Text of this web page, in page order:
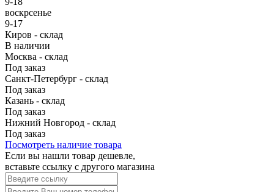
воскрсенье
9-17
Киров - склад
В наличии
Москва - склад
Под заказ
Санкт-Петербург - склад
Под заказ
Казань - склад
Под заказ
Нижний Новгород - склад
Под заказ
Посмотреть наличие товара
Если вы нашли товар дешевле,
вставьте ссылку с другого магазина